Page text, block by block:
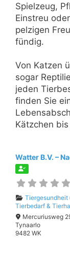
Spielzeug,
Einstreu
pelzigen
fündig.
Von Katzen
sogar
jeden
finden Sie
Kätzchen
Tiergesundheit
Tierbedarf &
Mercuriusweg
Tynaarlo
9482 WK